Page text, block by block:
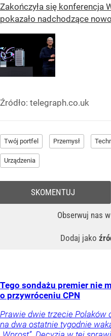
Zakończyła się konferencja
pokazało nadchodzące
Źródło: telegraph.co.uk
Twój portfel Przemysł
Urządzenia
Obserwuj nas w
Dodaj jako
SKOMENTUJ
Tego sondażu premier nie
o przywróceniu CPN
Prawie dwie trzecie Polaków
na dwa ostatnie tygodnie